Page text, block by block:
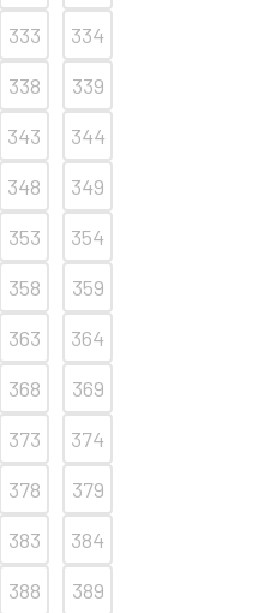
333
334
338
339
343
344
348
349
353
354
358
359
363
364
368
369
373
374
378
379
383
384
388 389